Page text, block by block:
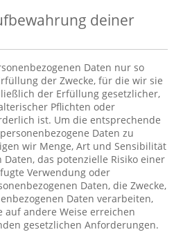
deiner
Daten nur so
der Zwecke, für die wir sie
der Erfüllung gesetzlicher,
Pflichten oder
ist. Um die entsprechende
Daten zu
wir Menge, Art und Sensibilität
das potenzielle Risiko einer
Verwendung oder
Daten, die Zwecke,
Daten verarbeiten,
auf andere Weise erreichen
gesetzlichen Anforderungen.